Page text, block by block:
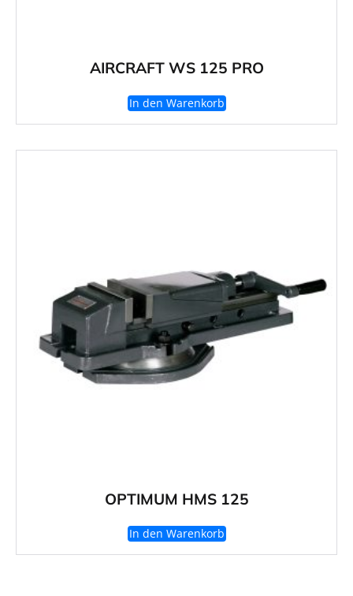
AIRCRAFT WS 125 PRO
In den Warenkorb
OPTIMUM HMS 125
In den Warenkorb